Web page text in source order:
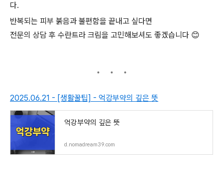
다.
반복되는 피부 붉음과 불편함을 끝내고 싶다면
전문의 상담 후 수란트라 크림을 고민해보셔도 좋겠습니다 😊
2025.06.21 - [생활꿀팁] - 억강부약의 깊은 뜻
억강부약의 깊은 뜻
d.nomadream39.com